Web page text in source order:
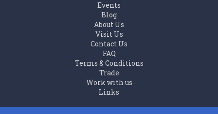
Events
Blog
About Us
Visit Us
Contact Us
FAQ
Terms & Conditions
Trade
Work with us
Links